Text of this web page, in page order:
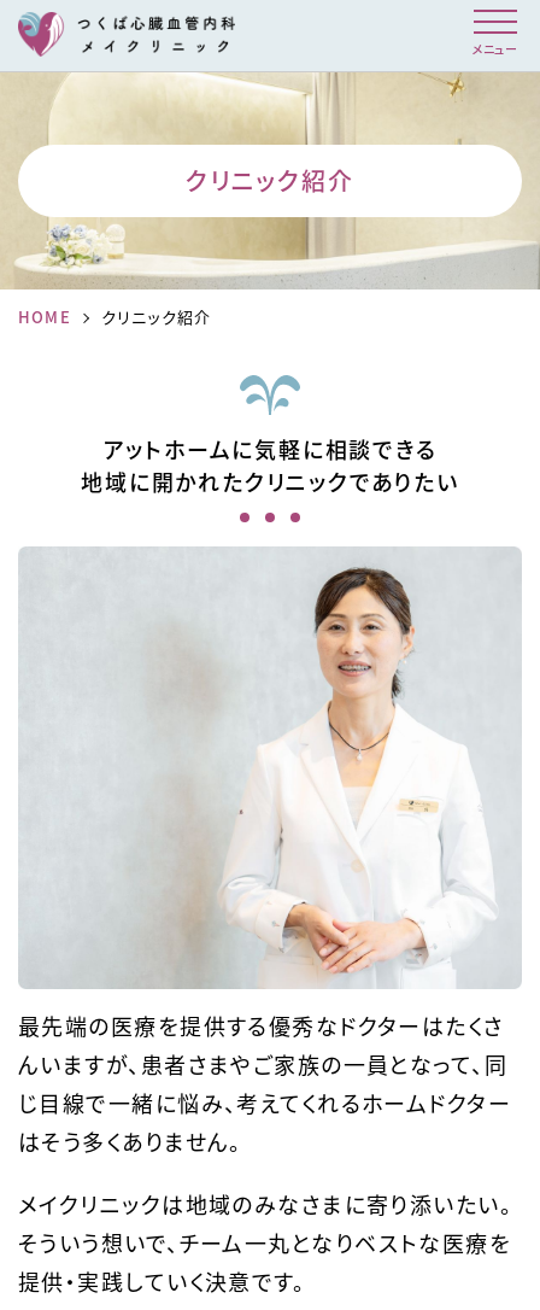
メニュー
クリニック紹介
HOME クリニック紹介
アットホームに気軽に相談できる
地域に開かれたクリニックでありたい
最先端の医療を提供する優秀なドクターはたくさ
んいますが、 患者さまやご家族の一員となって、 同
じ目線で一緒に悩み、考えてくれるホームドクター
はそう多くありません。
メイクリニックは地域のみなさまに寄り添いたい。
そういう想いで、チーム一丸となりベストな医療を
提供・実践していく決意です。